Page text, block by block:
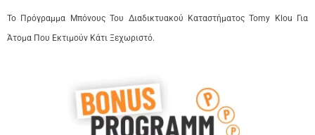
Το Πρόγραμμα Μπόνους Του Διαδικτυακού Καταστήματος Tomy Klou Για
Άτομα Που Εκτιμούν Κάτι Ξεχωριστό.